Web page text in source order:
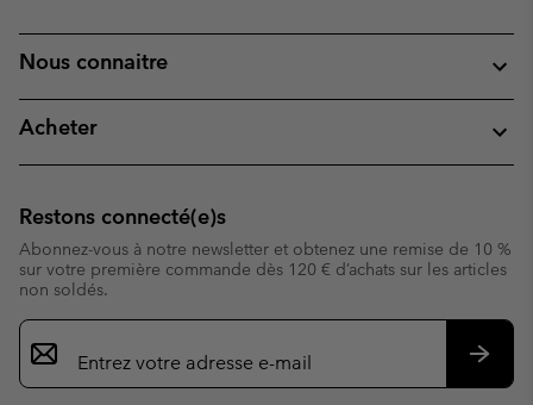
Nous connaitre
Acheter
Restons connecté(e)s
Abonnez-vous à notre newsletter et obtenez une remise de 10 %
sur votre première commande dès 120 € d’achats sur les articles
non soldés.
Inscription
par
e-